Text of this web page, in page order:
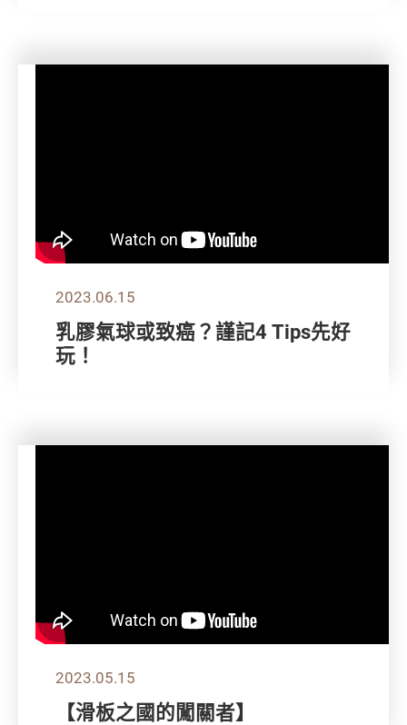
2023.06.15
乳膠氣球或致癌？謹記4 Tips先好
玩！
2023.05.15
【滑板之國的闖關者】